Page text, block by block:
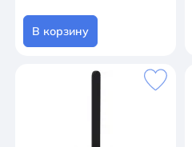
В корзину